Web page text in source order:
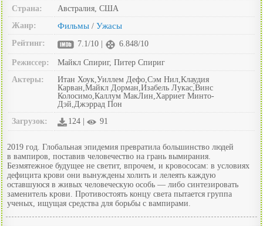
Страна:
Австралия, США
Жанр:
Фильмы / Ужасы
Рейтинг: 7.1/10 | 6.848/10
Режиссер:
Майкл Спириг, Питер Спириг
Актеры:
Итан Хоук,Уиллем Дефо,Сэм Нил,Клаудия
Карван,Майкл Дорман,Изабель Лукас,Винс
Колосимо,Каллум МакЛин,Харриет Минто-
Дэй,Джэррад Пон
Загрузок:
124 | 91
2019 год. Глобальная эпидемия превратила большинство людей
в вампиров, поставив человечество на грань вымирания.
Безмятежное будущее не светит, впрочем, и кровососам: в условиях
дефицита крови они вынуждены холить и лелеять каждую
оставшуюся в живых человеческую особь — либо синтезировать
заменитель крови. Противостоять концу света пытается группа
ученых, ищущая средства для борьбы с вампирами.